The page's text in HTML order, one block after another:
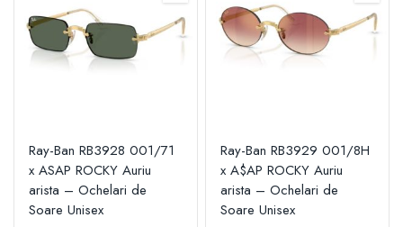
Ray-Ban RB3928 001/71
x ASAP ROCKY Auriu
arista – Ochelari de
Soare Unisex
Ray-Ban RB3929 001/8H
x A$AP ROCKY Auriu
arista – Ochelari de
Soare Unisex